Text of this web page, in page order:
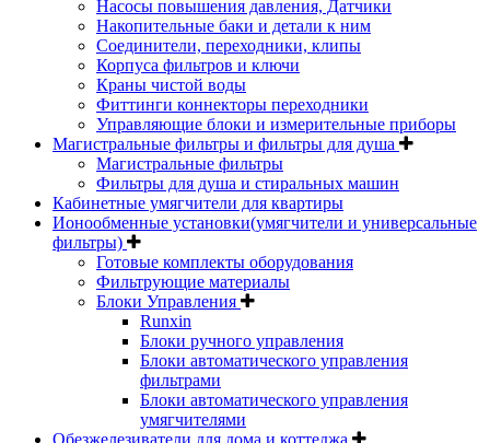
Насосы повышения давления, Датчики
Накопительные баки и детали к ним
Соединители, переходники, клипы
Корпуса фильтров и ключи
Краны чистой воды
Фиттинги коннекторы переходники
Управляющие блоки и измерительные приборы
Магистральные фильтры и фильтры для душа
Магистральные фильтры
Фильтры для душа и стиральных машин
Кабинетные умягчители для квартиры
Ионообменные установки(умягчители и универсальные
фильтры)
Готовые комплекты оборудования
Фильтрующие материалы
Блоки Управления
Runxin
Блоки ручного управления
Блоки автоматического управления
фильтрами
Блоки автоматического управления
умягчителями
Обезжелезиватели для дома и коттеджа